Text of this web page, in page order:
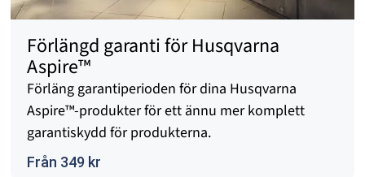
Förlängd garanti för Husqvarna
Aspire™
Förläng garantiperioden för dina Husqvarna
Aspire™-produkter för ett ännu mer komplett
garantiskydd för produkterna.
Från 349 kr